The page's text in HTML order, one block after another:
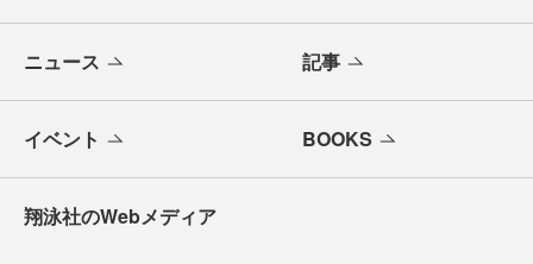
ニュース 記事
イベント BOOKS
翔泳社のWebメディア